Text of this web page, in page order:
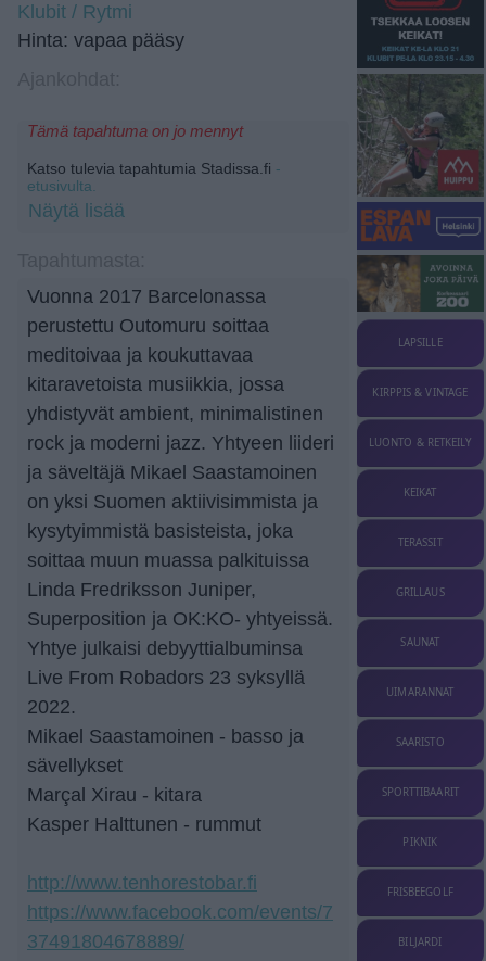
Klubit / Rytmi
Hinta: vapaa pääsy
Tämä tapahtuma on jo mennyt
Katso tulevia tapahtumia Stadissa.fi -
etusivulta.
Näytä lisää
Vuonna 2017 Barcelonassa
perustettu Outomuru soittaa
meditoivaa ja koukuttavaa
kitaravetoista musiikkia, jossa
yhdistyvät ambient, minimalistinen
rock ja moderni jazz. Yhtyeen liideri
ja säveltäjä Mikael Saastamoinen
on yksi Suomen aktiivisimmista ja
kysytyimmistä basisteista, joka
soittaa muun muassa palkituissa
Linda Fredriksson Juniper,
Superposition ja OK:KO- yhtyeissä.
Yhtye julkaisi debyyttialbuminsa
Live From Robadors 23 syksyllä
2022.
Mikael Saastamoinen - basso ja
sävellykset
Marçal Xirau - kitara
Kasper Halttunen - rummut
http://www.tenhorestobar.fi
https://www.facebook.com/events/7
37491804678889/
LAPSILLE
KIRPPIS & VINTAGE
LUONTO & RETKEILY
KEIKAT
TERASSIT
GRILLAUS
SAUNAT
UIMARANNAT
SAARISTO
SPORTTIBAARIT
PIKNIK
FRISBEEGOLF
BILJARDI